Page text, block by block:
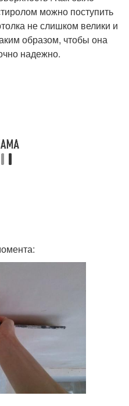
можно поступить
не слишком велики и
образом, чтобы она
надежно.